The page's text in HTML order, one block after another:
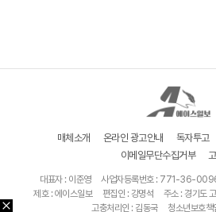
매체소개 온라인 광고안내 독자투고
이메일무단수집거부
대표자 : 이준영 사업자등록번호 : 771-36-
제호 : 에이스일보
편집인 : 강명석
주소 : 경기도
고충처리인 : 김동국
청소년보호책